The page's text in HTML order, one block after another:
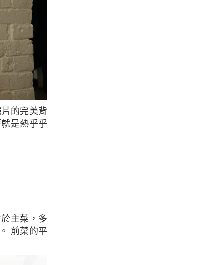
是熱乎乎
前菜的平